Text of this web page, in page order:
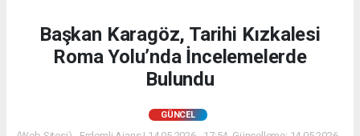
Başkan Karagöz, Tarihi Kızkalesi
Roma Yolu’nda İncelemelerde
Bulundu
GÜNCEL